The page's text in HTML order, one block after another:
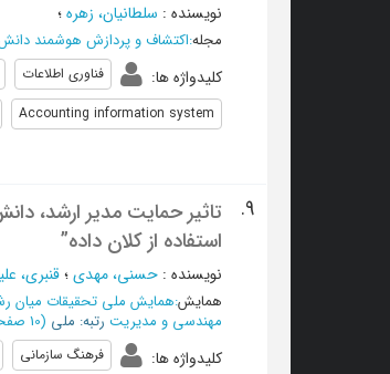
نویسنده : سلطانیان، زهره؛
مجله:اکتشاف و پردازش هوشمند
کلیدواژه ها: فناوری اطلاعات
Accounting information system
9.
تاثیر حمایت مدیر ارشد،
استفاده از کلان داده”
نویسنده : حسنی، مهدی؛قنبری،
همایش:همایش ملی تحقیقات میان
مهندسی و مدیریت رتبه: ملی (‎10 صفحه -
کلیدواژه ها: فرهنگ سازمانی